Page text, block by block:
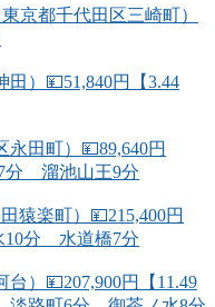
京都千代田区三崎町）
）💴51,840円【3.44
田町）💴89,640円
分 溜池山王9分
猿楽町）💴215,400円
10分 水道橋7分
）💴207,900円【11.49